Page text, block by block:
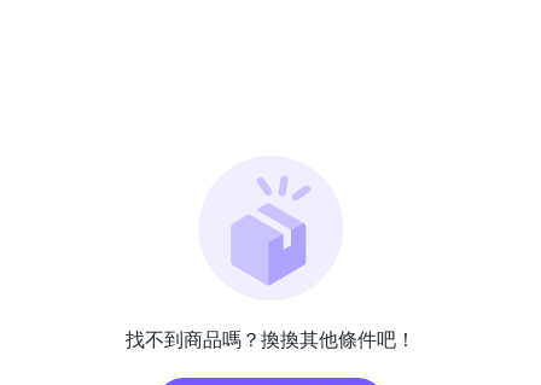
找不到商品嗎？換換其他條件吧！